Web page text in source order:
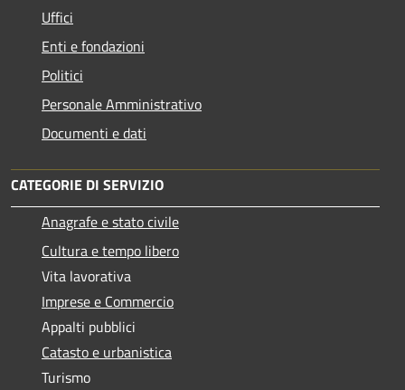
Uffici
Enti e fondazioni
Politici
Personale Amministrativo
Documenti e dati
CATEGORIE DI SERVIZIO
Anagrafe e stato civile
Cultura e tempo libero
Vita lavorativa
Imprese e Commercio
Appalti pubblici
Catasto e urbanistica
Turismo